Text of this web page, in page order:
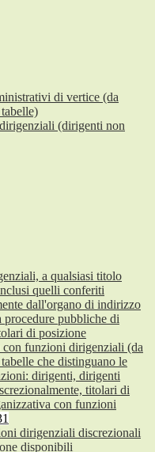
di vertice (da
(dirigenti non
a qualsiasi titolo
quelli conferiti
dall'organo di indirizzo
procedure pubbliche di
di posizione
con funzioni dirigenziali (da
che distinguano le
dirigenti, dirigenti
titolari di
con funzioni
dirigenziali discrezionali
disponibili